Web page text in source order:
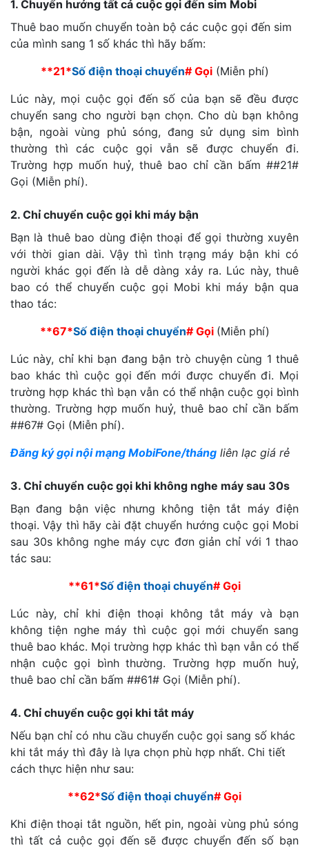
1. Chuyển hướng tất cả cuộc gọi đến sim Mobi
Thuê bao muốn chuyển toàn bộ các cuộc gọi đến sim
của mình sang 1 số khác thì hãy bấm:
**21*Số điện thoại chuyển# Gọi(Miễn phí)
Lúc này, mọi cuộc gọi đến số của bạn sẽ đều được
chuyển sang cho người bạn chọn. Cho dù bạn không
bận, ngoài vùng phủ sóng, đang sử dụng sim bình
thường thì các cuộc gọi vẫn sẽ được chuyển đi.
Trường hợp muốn huỷ, thuê bao chỉ cần bấm ##21#
Gọi (Miễn phí).
2. Chỉ chuyển cuộc gọi khi máy bận
Bạn là thuê bao dùng điện thoại để gọi thường xuyên
với thời gian dài. Vậy thì tình trạng máy bận khi có
người khác gọi đến là dễ dàng xảy ra. Lúc này, thuê
bao có thể chuyển cuộc gọi Mobi khi máy bận qua
thao tác:
**67*Số điện thoại chuyển# Gọi (Miễn phí)
Lúc này, chỉ khi bạn đang bận trò chuyện cùng 1 thuê
bao khác thì cuộc gọi đến mới được chuyển đi. Mọi
trường hợp khác thì bạn vẫn có thể nhận cuộc gọi bình
thường. Trường hợp muốn huỷ, thuê bao chỉ cần bấm
##67# Gọi (Miễn phí).
Đăng ký gọi nội mạng MobiFone/tháng liên lạc giá rẻ
3. Chỉ chuyển cuộc gọi khi không nghe máy sau 30s
Bạn đang bận việc nhưng không tiện tắt máy điện
thoại. Vậy thì hãy cài đặt chuyển hướng cuộc gọi Mobi
sau 30s không nghe máy cực đơn giản chỉ với 1 thao
tác sau:
**61*Số điện thoại chuyển# Gọi
Lúc này, chỉ khi điện thoại không tắt máy và bạn
không tiện nghe máy thì cuộc gọi mới chuyển sang
thuê bao khác. Mọi trường hợp khác thì bạn vẫn có thể
nhận cuộc gọi bình thường. Trường hợp muốn huỷ,
thuê bao chỉ cần bấm ##61# Gọi (Miễn phí).
4. Chỉ chuyển cuộc gọi khi tắt máy
Nếu bạn chỉ có nhu cầu chuyển cuộc gọi sang số khác
khi tắt máy thì đây là lựa chọn phù hợp nhất. Chi tiết
cách thực hiện như sau:
**62*Số điện thoại chuyển# Gọi
Khi điện thoại tắt nguồn, hết pin, ngoài vùng phủ sóng
thì tất cả cuộc gọi đến sẽ được chuyển đến số bạn